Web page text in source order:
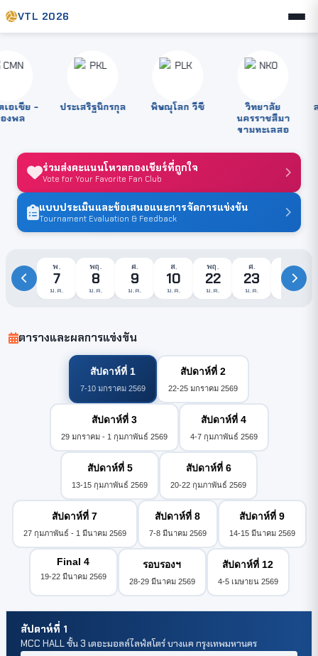
VTL 2026
เซีย -
พล
ประเสริฐนิกรกุล พิษณุโลก วีซี
วิทยาลัย
นครราชสีมา
ขามทะเลสอ
ส
ร่วมส่งคะแนนโหวตกองเชียร์ที่ถูกใจ
Vote for Your Favorite Fan Club
แบบประเมินและข้อเสนอแนะการจัดการแข่งขัน
Tournament Evaluation & Feedback
พ.
7
ม.ค.
พฤ.
8
ม.ค.
ศ.
9
ม.ค.
ส.
10
ม.ค.
พฤ.
22
ม.ค.
ศ.
23
ม.ค.
ส.
24
ม.ค.
ตารางและผลการแข่งขัน
สัปดาห์ที่ 1
7-10 มกราคม 2569
สัปดาห์ที่ 2
22-25 มกราคม 2569
สัปดาห์ที่ 3
29 มกราคม - 1 กุมภาพันธ์ 2569
สัปดาห์ที่ 4
4-7 กุมภาพันธ์ 2569
สัปดาห์ที่ 5
13-15 กุมภาพันธ์ 2569
สัปดาห์ที่ 6
20-22 กุมภาพันธ์ 2569
สัปดาห์ที่ 7
27 กุมภาพันธ์ - 1 มีนาคม 2569
สัปดาห์ที่ 8
7-8 มีนาคม 2569
สัปดาห์ที่ 9
14-15 มีนาคม 2569
Final 4
19-22 มีนาคม 2569
รอบรองฯ
28-29 มีนาคม 2569
สัปดาห์ที่ 12
4-5 เมษายน 2569
สัปดาห์ที่ 1
MCC HALL ชั้น 3 เดอะมอลล์ไลฟ์สโตร์ บางแค กรุงเทพมหานคร